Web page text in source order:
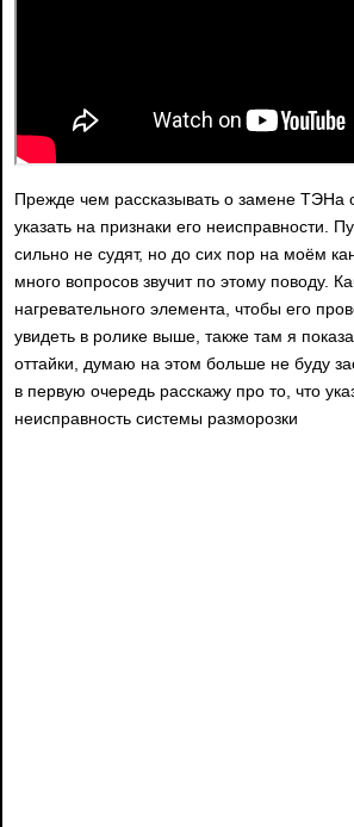
Прежде чем рассказывать о замене ТЭНа
указать на признаки его неисправности.
сильно не судят, но до сих пор на моём
много вопросов звучит по этому поводу.
нагревательного элемента, чтобы его
увидеть в ролике выше, также там я
оттайки, думаю на этом больше не буду
в первую очередь расскажу про то, что
неисправность системы разморозки